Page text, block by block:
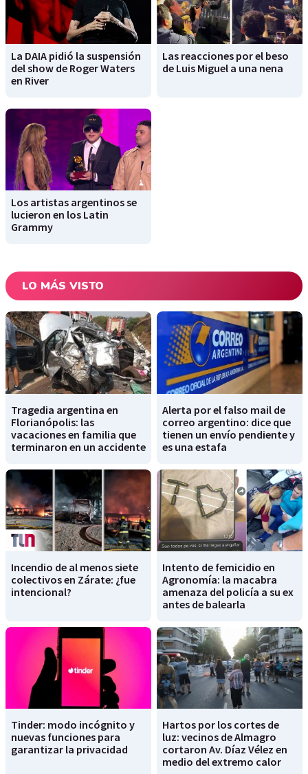
La DAIA pidió la suspensión
del show de Roger Waters
en River
Las reacciones por el beso
de Luis Miguel a una nena
Los artistas argentinos se
lucieron en los Latin
Grammy
LO MÁS VISTO
Tragedia argentina en
Florianópolis: las
vacaciones en familia que
terminaron en un accidente
Alerta por el falso mail de
correo argentino: dice que
tienen un envío pendiente y
es una estafa
Incendio de al menos siete
colectivos en Zárate: ¿fue
intencional?
Intento de femicidio en
Agronomía: la macabra
amenaza del policía a su ex
antes de balearla
Tinder: modo incógnito y
nuevas funciones para
garantizar la privacidad
Hartos por los cortes de
luz: vecinos de Almagro
cortaron Av. Díaz Vélez en
medio del extremo calor